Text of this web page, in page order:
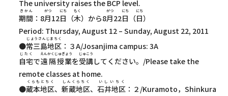
The university raises the BCP level.
期間
きかん
：8月
がつ
12日
にち
（木
もく
）から8月
がつ
22日
にち
（日
にち
）
Period: Thursday, August 12 – Sunday, August 22, 2011
●常三島地区
じょうさんじまちく
：３A/Josanjima campus: 3A
自宅
じたく
で遠隔授業
えんかくじゅぎょう
を受講
じゅこう
してください。/Please take the
remote classes at home.
●蔵本地区
くらもとちく
、新蔵地区
しんくらちく
、石井地区
いしいちく
：２/Kuramoto，Shinkura